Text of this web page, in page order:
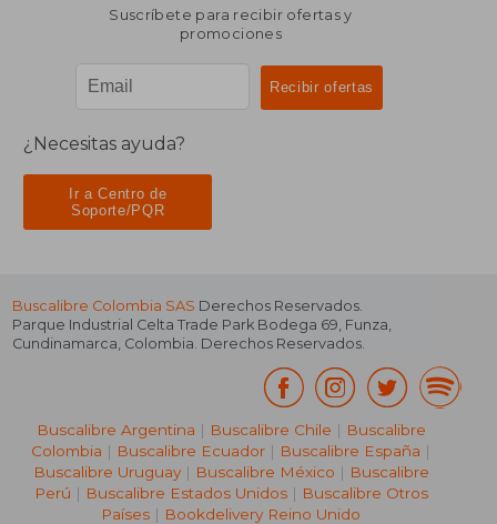
Suscríbete para recibir ofertas y
promociones
¿Necesitas ayuda?
Ir a Centro de
Soporte/PQR
Buscalibre Colombia SAS Derechos Reservados.
Parque Industrial Celta Trade Park Bodega 69, Funza,
Cundinamarca, Colombia. Derechos Reservados.
Buscalibre Argentina | Buscalibre Chile | Buscalibre
Colombia | Buscalibre Ecuador | Buscalibre España |
Buscalibre Uruguay| Buscalibre México | Buscalibre
Perú | Buscalibre Estados Unidos| Buscalibre Otros
Países | Bookdelivery Reino Unido